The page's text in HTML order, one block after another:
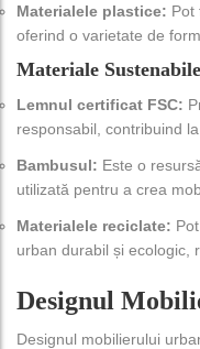
Materialele plastice: Pot
oferind o varietate de
Materiale Sustenabile
Lemnul certificat FSC:
responsabil, contribuind
Bambusul: Este o
utilizată pentru a crea
Materialele reciclate:
urban durabil și ecologic,
Designul
Designul mobilierului